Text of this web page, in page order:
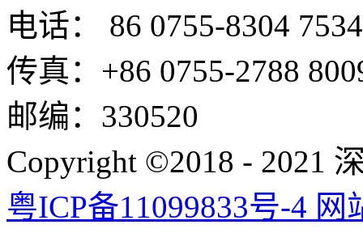
电话： 86 0755-8304 7534
传真：+86 0755-2788
邮编：330520
Copyright ©2018 - 2021
粤ICP备11099833号-4 网